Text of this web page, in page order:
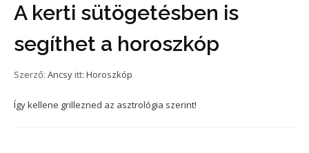
A kerti sütögetésben is
segíthet a horoszkóp
Szerző: Ancsy itt: Horoszkóp
Így kellene grillezned az asztrológia szerint!